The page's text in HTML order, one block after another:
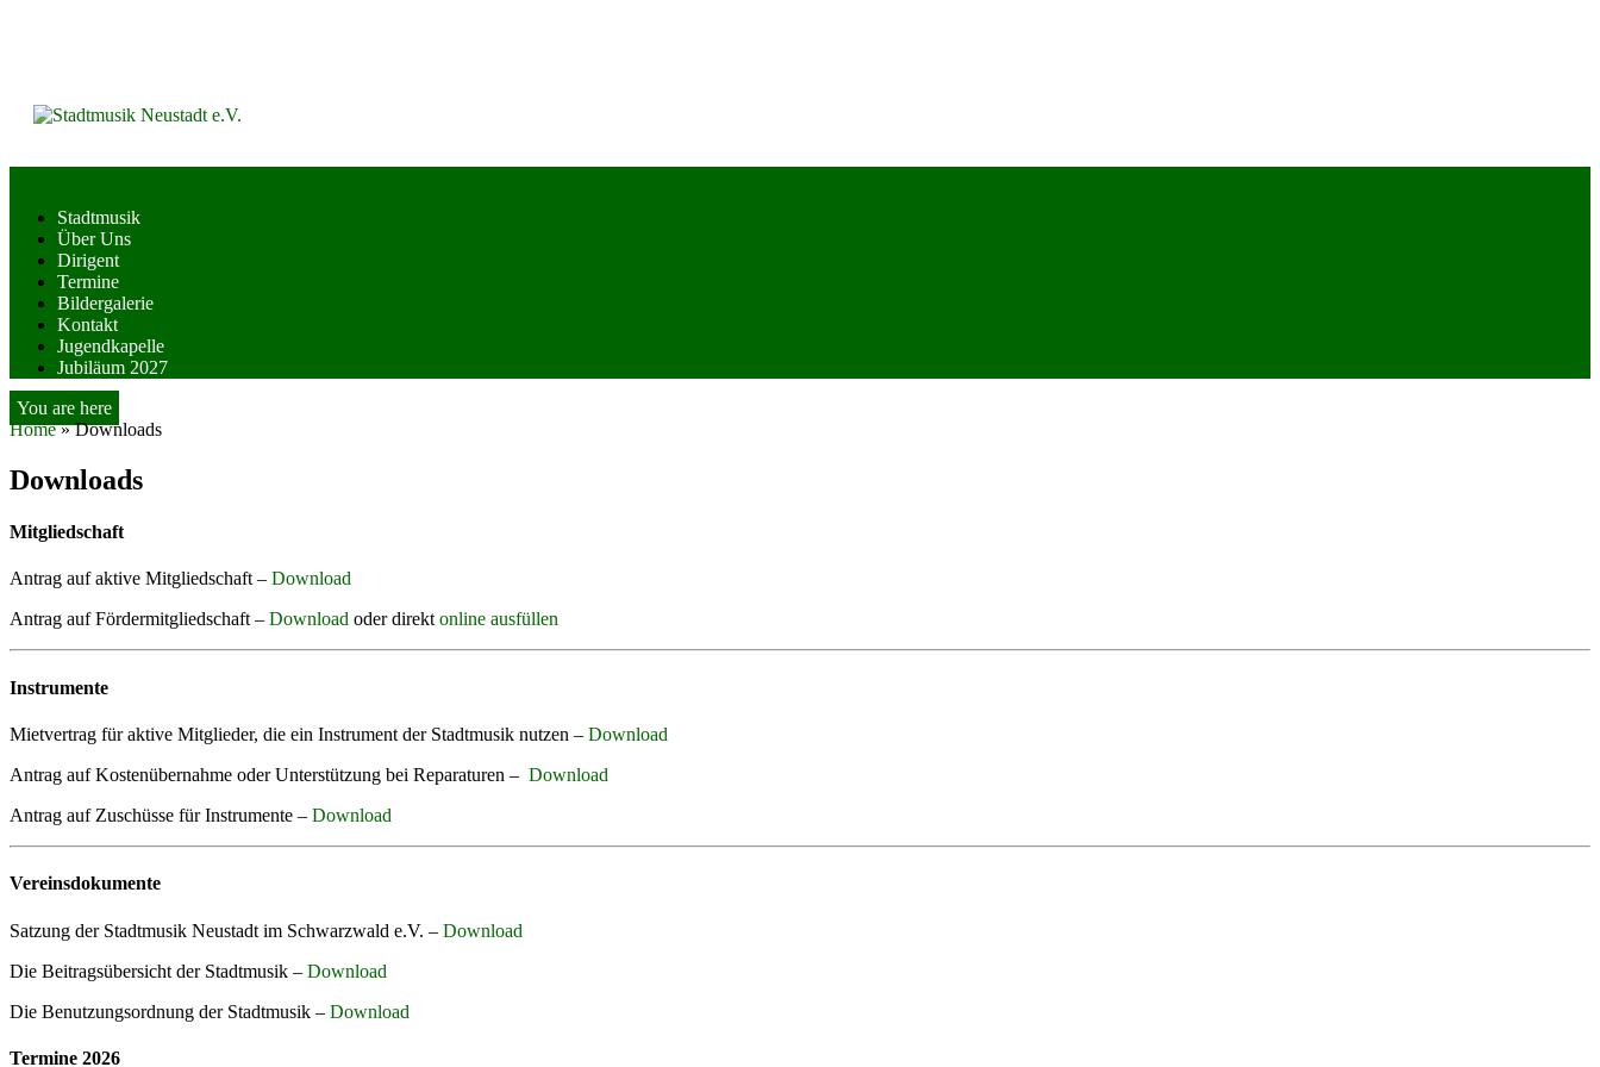
Stadtmusik
Über Uns
Dirigent
Termine
Bildergalerie
Kontakt
Jugendkapelle
Jubiläum 2027
You are here
Home»Downloads
Downloads
Mitgliedschaft
Antrag auf aktive Mitgliedschaft – Download
Antrag auf Fördermitgliedschaft – Download oder direktonline ausfüllen
Instrumente
Mietvertrag für aktive Mitglieder, die ein Instrument der Stadtmusik nutzen – Download
Antrag auf Kostenübernahme oder Unterstützung bei Reparaturen – Download
Antrag auf Zuschüsse für Instrumente – Download
Vereinsdokumente
Satzung der Stadtmusik Neustadt im Schwarzwald e.V. – Download
Die Beitragsübersicht der Stadtmusik – Download
Die Benutzungsordnung der Stadtmusik – Download
Termine 2026